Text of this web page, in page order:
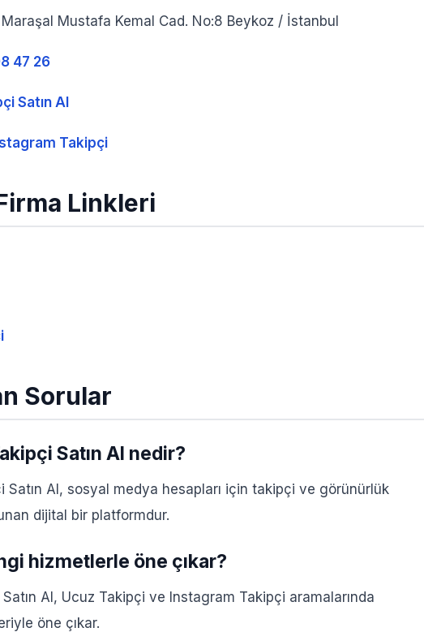
Mustafa Kemal Cad. No:8 Beykoz / İstanbul
47 26
Satın Al
Takipçi
Linkleri
Sorular
Satın Al nedir?
Satın Al, sosyal medya hesapları için takipçi ve görünürlük
dijital bir platformdur.
hizmetlerle öne çıkar?
Al, Ucuz Takipçi ve Instagram Takipçi aramalarında
öne çıkar.